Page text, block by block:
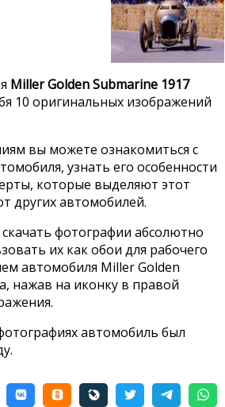
Miller Golden Submarine 1917
10 оригинальных изображений
вы можете ознакомиться с
узнать его особенности
которые выделяют этот
других автомобилей.
фотографии абсолютно
их как обои для рабочего
автомобиля Miller Golden
нажав на иконку в правой
автомобиль был